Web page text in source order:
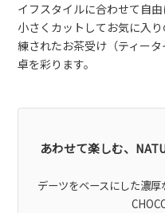
イフスタイルに合わせて自由
小さくカットしてお気に入
練されたお茶受け（ティー
卓を彩ります。
あわせて楽しむ、
デーツをベースにした濃